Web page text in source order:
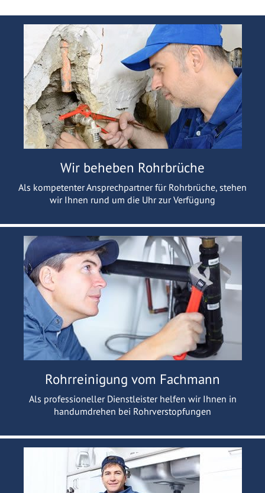
Wir beheben Rohrbrüche
Als kompetenter Ansprechpartner für Rohrbrüche, stehen
wir Ihnen rund um die Uhr zur Verfügung
Rohrreinigung vom Fachmann
Als professioneller Dienstleister helfen wir Ihnen in
handumdrehen bei Rohrverstopfungen